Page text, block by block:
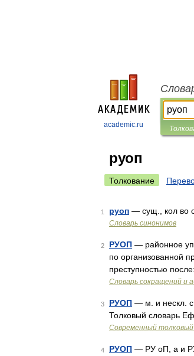
academic.ru
руоп
Толкование
1 руоп — сущ., кол во
Словарь синонимов
2 РУОП — районное
по организованной
преступностью
Словарь сокращений и
3 РУОП — м. и нескл.
Толковый словарь
Современный толковый
4 РУОП — РУ оП, а и